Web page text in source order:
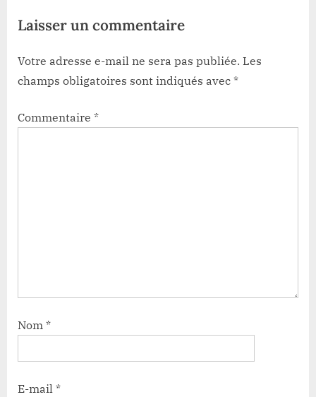
Laisser un commentaire
Votre adresse e-mail ne sera pas publiée. Les
champs obligatoires sont indiqués avec *
Commentaire *
Nom *
E-mail *